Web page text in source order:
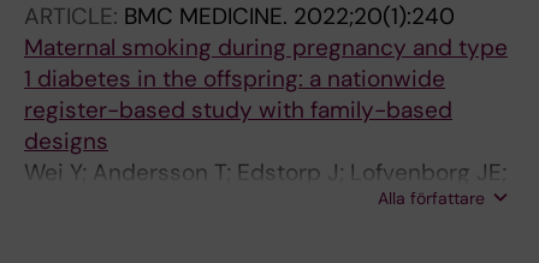
ARTICLE: BMC MEDICINE. 2022;20(1):240
Maternal smoking during pregnancy and type
1 diabetes in the offspring: a nationwide
register-based study with family-based
designs
Wei Y; Andersson T; Edstorp J; Lofvenborg JE;
Talback M; Feychting M; Carlsson SAlla författare